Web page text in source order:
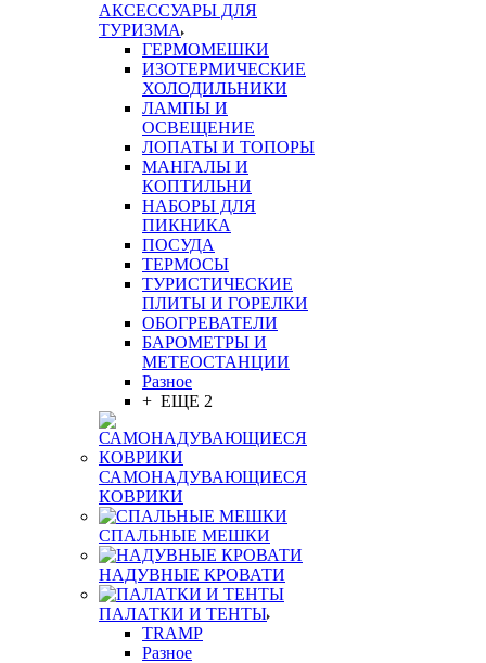
АКСЕССУАРЫ ДЛЯ
ТУРИЗМА
ГЕРМОМЕШКИ
ИЗОТЕРМИЧЕСКИЕ
ХОЛОДИЛЬНИКИ
ЛАМПЫ И
ОСВЕЩЕНИЕ
ЛОПАТЫ И ТОПОРЫ
МАНГАЛЫ И
КОПТИЛЬНИ
НАБОРЫ ДЛЯ
ПИКНИКА
ПОСУДА
ТЕРМОСЫ
ТУРИСТИЧЕСКИЕ
ПЛИТЫ И ГОРЕЛКИ
ОБОГРЕВАТЕЛИ
БАРОМЕТРЫ И
МЕТЕОСТАНЦИИ
Разное
+ ЕЩЕ 2
САМОНАДУВАЮЩИЕСЯ
КОВРИКИ
СПАЛЬНЫЕ МЕШКИ
НАДУВНЫЕ КРОВАТИ
ПАЛАТКИ И ТЕНТЫ
TRAMP
Разное